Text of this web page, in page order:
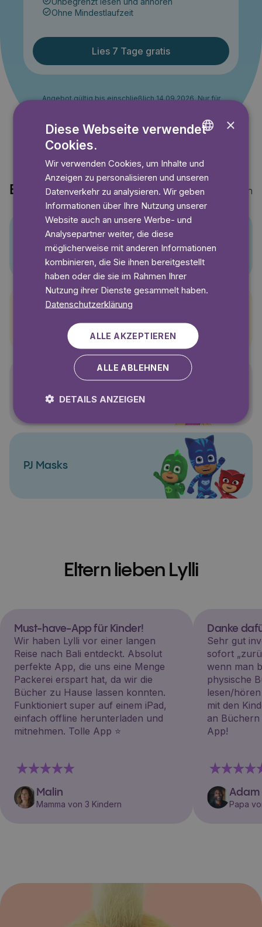
Ohne Mindestlaufzeit
Lies 7 Tage gratis
Angebot gültig bis einschließlich 14.09.2026. Nur für
Entdecke auch Mehr anzeigen
Polly Pocket
PJ Masks
Eltern lieben Lylli
Must-have-App für Kinder!
Wir haben Lylli vor einer langen
Reise nach Bali entdeckt. Absolut
perfekte App, die uns eine Menge
Packerei erspart hat, da wir die
Bücher zu Hause lassen konnten.
Funktioniert super auf einem iPad,
einfach offline herunterladen und
mitnehmen. Tolle App ⭐️
Malin
Mamma von 3 Kindern
Danke
Sehr gut
sofort
wenn man
physische
lesen/
mit den
an Büchern
App!
Adam
Papa
GERMAN
×
Diese Webseite verwendet
Cookies.
Wir verwenden Cookies, um Inhalte und
Anzeigen zu personalisieren und unseren
Datenverkehr zu analysieren. Wir geben
Informationen über Ihre Nutzung unserer
Website auch an unsere Werbe- und
Analysepartner weiter, die diese
möglicherweise mit anderen Informationen
kombinieren, die Sie ihnen bereitgestellt
haben oder die sie im Rahmen Ihrer
Nutzung ihrer Dienste gesammelt haben.
Datenschutzerklärung
ALLE AKZEPTIEREN
ALLE ABLEHNEN
DETAILS ANZEIGEN